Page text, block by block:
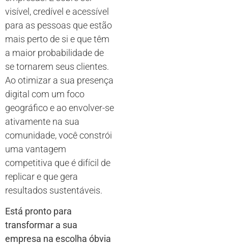
visível, credível e acessível
para as pessoas que estão
mais perto de si e que têm
a maior probabilidade de
se tornarem seus clientes.
Ao otimizar a sua presença
digital com um foco
geográfico e ao envolver-se
ativamente na sua
comunidade, você constrói
uma vantagem
competitiva que é difícil de
replicar e que gera
resultados sustentáveis.
Está pronto para
transformar a sua
empresa na escolha óbvia